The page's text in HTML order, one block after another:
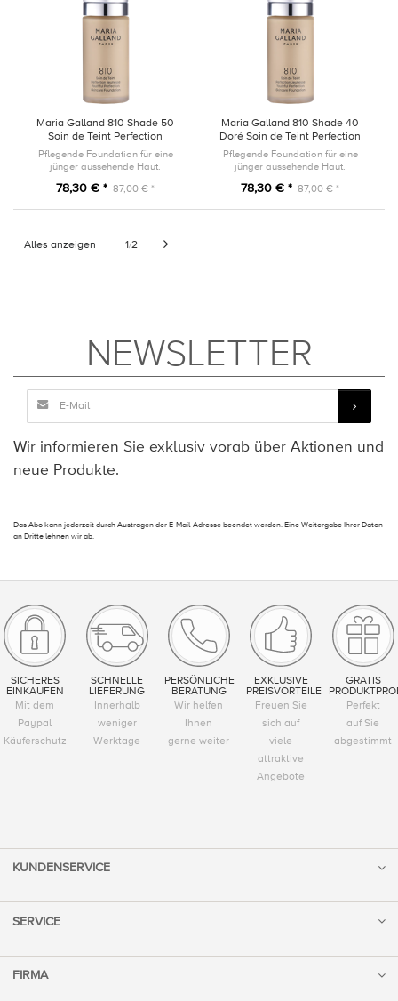
Maria Galland 810 Shade 50
Soin de Teint Perfection
Jeunesse 30ml
Pflegende Foundation für eine
jünger aussehende Haut.
78,30 € * 87,00 € *
Maria Galland 810 Shade 40
Doré Soin de Teint Perfection
Jeunesse 30ml
Pflegende Foundation für eine
jünger aussehende Haut.
78,30 € * 87,00 € *
Alles anzeigen 1/2
NEWSLETTER
Wir informieren Sie exklusiv vorab über Aktionen und
neue Produkte.
Das Abo kann jederzeit durch Austragen der E-Mail-Adresse beendet werden. Eine Weitergabe Ihrer Daten
an Dritte lehnen wir ab.
SICHERES
EINKAUFEN
Mit dem
Paypal
Käuferschutz
SCHNELLE
LIEFERUNG
Innerhalb
weniger
Werktage
PERSÖNLICHE
BERATUNG
Wir helfen
Ihnen
gerne weiter
EXKLUSIVE
PREISVORTEILE
Freuen Sie
sich auf
viele
attraktive
Angebote
GRATIS
Perfekt
auf Sie
abgestimmt
KUNDENSERVICE
SERVICE
FIRMA